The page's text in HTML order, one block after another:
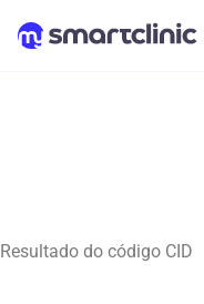
Resultado do código CID